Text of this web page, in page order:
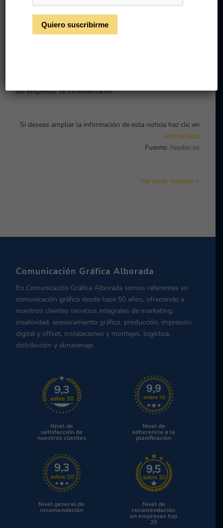
Neobis presentó el pasado 10 de marzo su nueva edición
del informe anual relativo a la situación del sector de la
Comunicación Gráfica.
las empresas se incrementaron.
Si deseas ampliar la información de esta noticia haz clic en
este enlace.
Fuente: Neobis.es
Ver otras noticias >
Comunicación Gráfica Alborada
En Comunicación Gráfica Alborada somos referentes en
comunicación gráfica desde hace 50 años, ofreciendo a
nuestros clientes servicios integrales de marketing,
creatividad, asesoramiento gráfico, producción, impresión
digital y offset, instalaciones y montajes, logística,
distribución y almacenaje
Nivel de
satisfacción de
nuestros clientes
Nivel de
adherencia a la
planificación
Nivel general de
recomendación
Nivel de
recomendación
en empresas top
25